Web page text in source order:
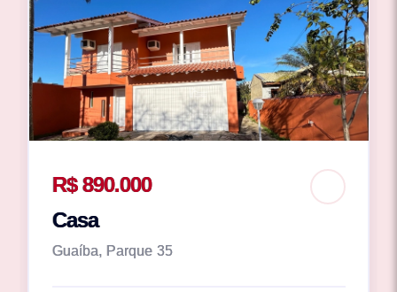
R$ 890.000
Casa
Guaíba, Parque 35